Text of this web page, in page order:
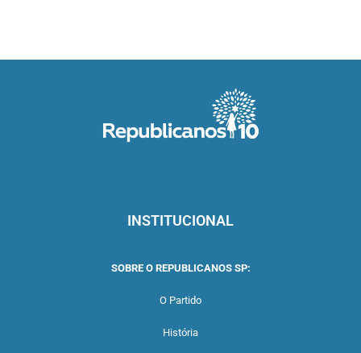
INSTITUCIONAL
SOBRE O REPUBLICANOS SP:
O Partido
História